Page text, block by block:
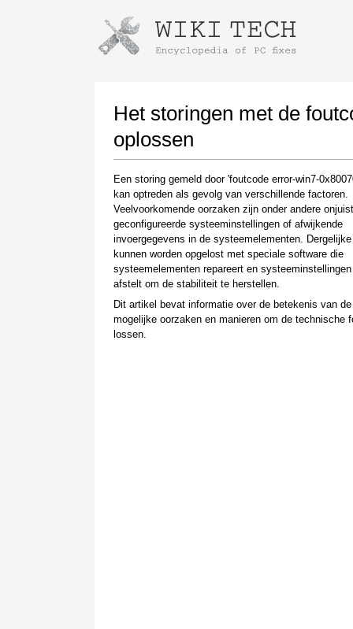
Het storingen met de
oplossen
Een storing gemeld door 'foutcode error-win7-
kan optreden als gevolg van verschillende factoren.
Veelvoorkomende oorzaken zijn onder andere onjuist
geconfigureerde systeeminstellingen of afwijkende
invoergegevens in de systeemelementen.
kunnen worden opgelost met speciale software die
systeemelementen repareert en
afstelt om de stabiliteit te herstellen.
Dit artikel bevat informatie over de betekenis van
mogelijke oorzaken en manieren om de technische
lossen.
Instructions for downloading using
Once the download is complete, click on the
downloaded file link